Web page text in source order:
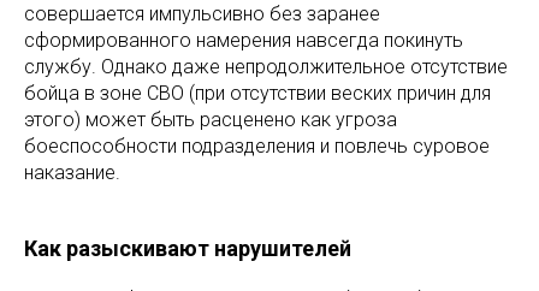
совершается импульсивно без заранее
сформированного намерения навсегда покинуть
службу. Однако даже непродолжительное отсутствие
бойца в зоне СВО (при отсутствии веских причин для
этого) может быть расценено как угроза
боеспособности подразделения и повлечь суровое
наказание.
Как разыскивают нарушителей